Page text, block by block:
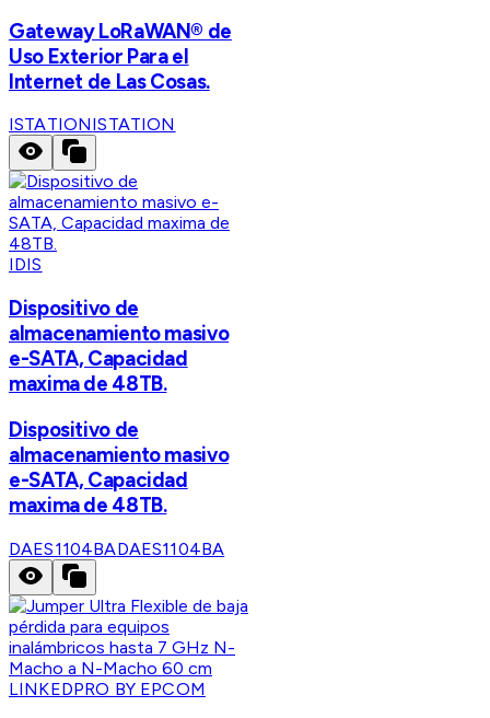
Gateway LoRaWAN® de
Uso Exterior Para el
Internet de Las Cosas.
ISTATIONISTATION
IDIS
Dispositivo de
almacenamiento masivo
e-SATA, Capacidad
maxima de 48TB.
Dispositivo de
almacenamiento masivo
e-SATA, Capacidad
maxima de 48TB.
DAES1104BADAES1104BA
LINKEDPRO BY EPCOM